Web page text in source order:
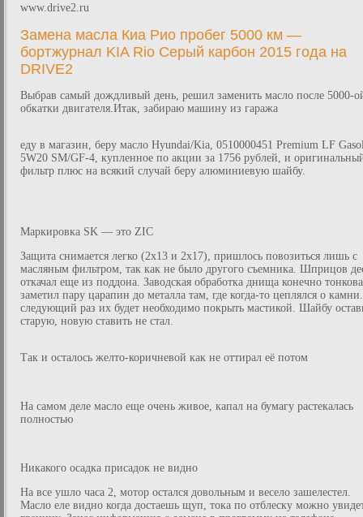
www.drive2.ru
Замена масла Киа Рио пробег 5000 км —
бортжурнал KIA Rio Серый карбон 2015 года на
DRIVE2
Выбрав самый дождливый день, решил заменить масло после 5000-
обкатки двигателя.Итак, забираю машину из гаража
еду в магазин, беру масло Hyundai/Kia, 0510000451 Premium LF
5W20 SM/GF-4, купленное по акции за 1756 рублей, и
фильтр плюс на всякий случай беру алюминиевую шайбу.
Маркировка SK — это ZIC
Защита снимается легко (2х13 и 2х17), пришлось повозиться лишь с
масляным фильтром, так как не было другого съемника. Шприцов
откачал еще из поддона. Заводская обработка днища конечно
заметил пару царапин до металла там, где когда-то цеплялся о
следующий раз их будет необходимо покрыть мастикой. Шайбу
старую, новую ставить не стал.
Так и осталось желто-коричневой как не оттирал её потом
На самом деле масло еще очень живое, капал на бумагу растекалась
полностью
Никакого осадка присадок не видно
На все ушло часа 2, мотор остался довольным и весело зашелестел.
Масло еле видно когда достаешь щуп, тока по отблеску можно